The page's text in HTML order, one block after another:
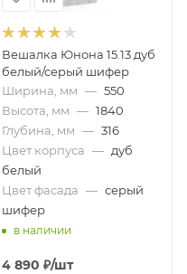
Вешалка Юнона 15.13 дуб
белый/серый шифер
Ширина, мм — 550
Высота, мм — 1840
Глубина, мм — 316
Цвет корпуса — дуб
белый
Цвет фасада — серый
шифер
в наличии
4 890 ₽/шт